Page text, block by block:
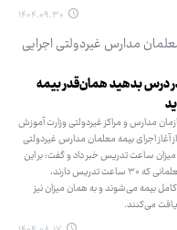
۱۴۰۴.۰۹.۳۰
مدارس غیردولتی اجرایی
درس بدهید همان‌قدر بیمه
مدارس و مراکز غیردولتی وزارت آموزش
آغاز اجرای بیمه معلمان مدارس غیردولتی
ساعت تدریس خبر داد و گفت: بر این
اساس معلمانی که ۳۰ ساعت تدریس دارند،
بیمه می‌شوند و به همان میزان نیز
می‌کنند.